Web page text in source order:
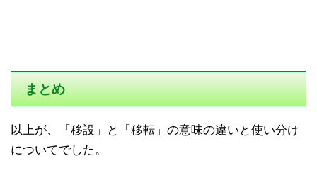
まとめ
以上が、「移設」と「移転」の意味の違いと使い分け
についてでした。